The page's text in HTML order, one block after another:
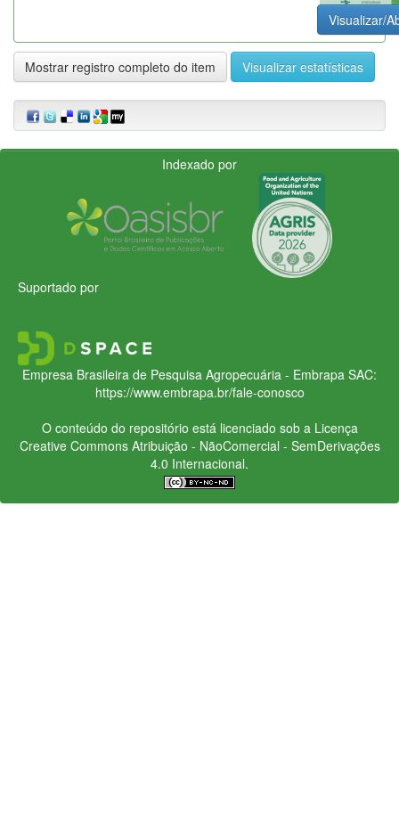
Visualizar/
Mostrar registro completo do item Visualizar estatísticas
Indexado por
Suportado por
Empresa Brasileira de Pesquisa Agropecuária - Embrapa SAC:
https://www.embrapa.br/fale-conosco
O conteúdo do repositório está licenciado sob a Licença
Creative CommonsAtribuição - NãoComercial - SemDerivações
4.0 Internacional.